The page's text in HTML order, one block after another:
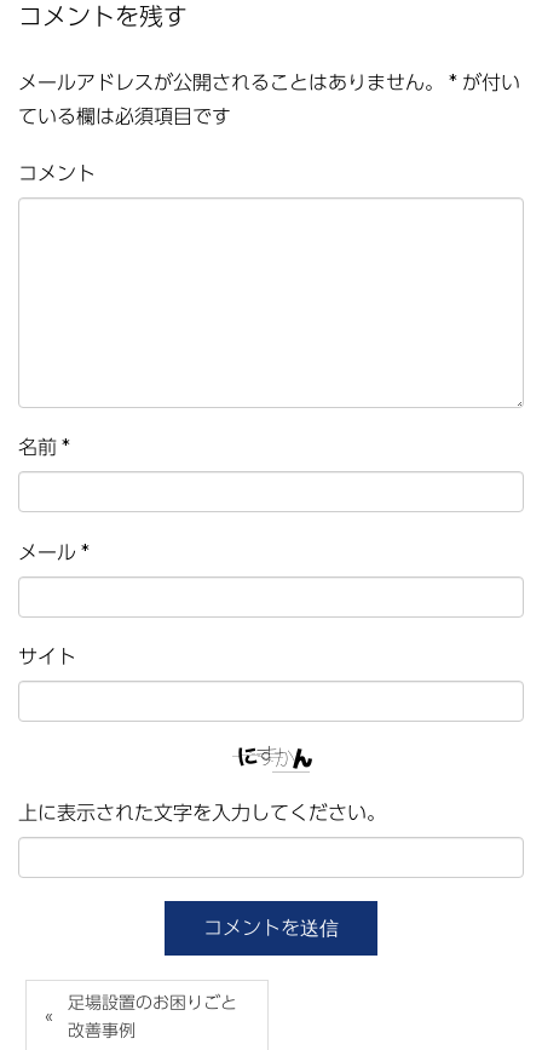
コメントを残す
メールアドレスが公開されることはありません。 * が付い
ている欄は必須項目です
コメント
名前 *
メール *
サイト
上に表示された文字を入力してください。
足場設置のお困りごと
改善事例